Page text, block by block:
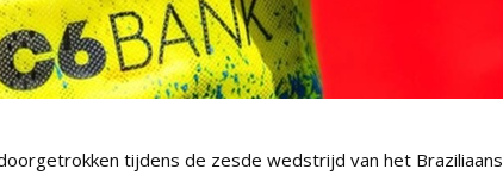
tijdens de zesde wedstrijd van het Braziliaans